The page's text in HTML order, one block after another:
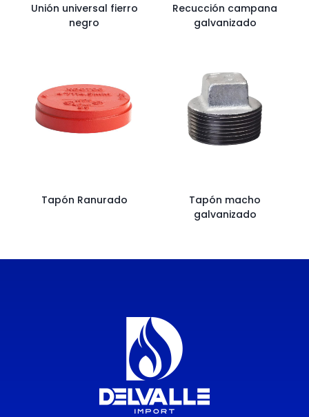
Unión universal fierro
negro
Recucción campana
galvanizado
Tapón Ranurado
Tapón macho
galvanizado